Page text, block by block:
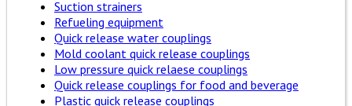
Suction strainers
Refueling equipment
Quick release water couplings
Mold coolant quick release couplings
Low pressure quick relaese couplings
Quick release couplings for food and beverage
Plastic quick release couplings